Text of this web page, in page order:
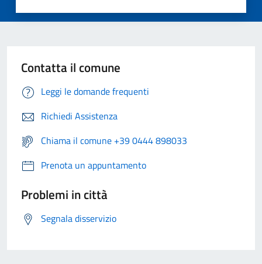
Contatta il comune
Leggi le domande frequenti
Richiedi Assistenza
Chiama il comune +39 0444 898033
Prenota un appuntamento
Problemi in città
Segnala disservizio